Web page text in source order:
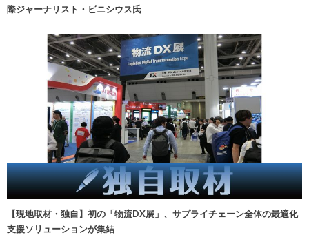
際ジャーナリスト・ビニシウス氏
【現地取材・独自】初の「物流DX展」、サプライチェーン全体の最適化
支援ソリューションが集結